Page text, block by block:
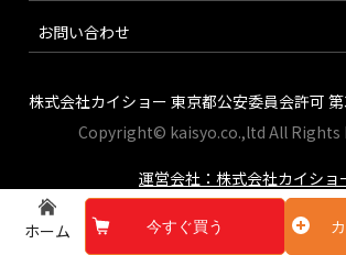
ホーム 今すぐ買う
お問い合わせ
株式会社カイショー 東京都公安委員会許可
Copyright© kaisyo.co.,ltd All Rights
運営会社：株式会社カイショ